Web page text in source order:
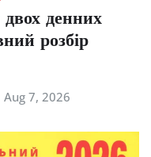
денних
розбір
Aug 7, 2026